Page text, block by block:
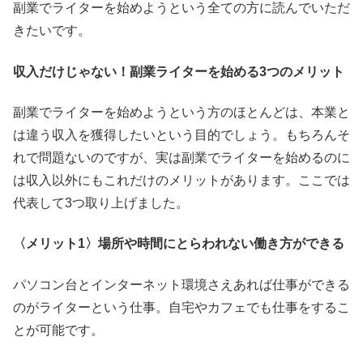
副業でライターを始めようという全ての方に読んでいただ
きたいです。
収入だけじゃない！副業ライターを始める3つのメリット
副業でライターを始めようという方のほとんどは、本業と
は違う収入を獲得したいという目的でしょう。もちろんそ
れで問題ないのですが、実は副業でライターを始めるのに
は収入以外にもこれだけのメリットがあります。ここでは
代表して3つ取り上げました。
〈メリット 1〉場所や時間にとらわれない働き方ができる
パソコン台とインターネット環境さえあれば仕事ができる
のがライターという仕事。自宅やカフェでも仕事をするこ
とが可能です。